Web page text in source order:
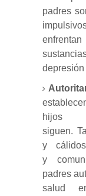
padres
depresión
hijos
siguen.
y
y
padres
salud